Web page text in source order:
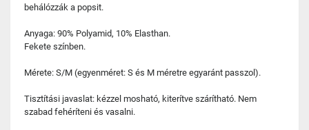
behálózzák a popsit.
Anyaga: 90% Polyamid, 10% Elasthan.
Fekete színben.
Mérete: S/M (egyenméret: S és M méretre egyaránt passzol).
Tisztítási javaslat: kézzel mosható, kiterítve szárítható. Nem
szabad fehéríteni és vasalni.